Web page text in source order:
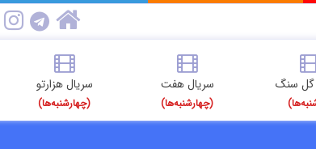
گل سنگ سریال هفت
(چهارشنبه‌ها)
سریال هزارتو
(چهارشنبه‌ها)